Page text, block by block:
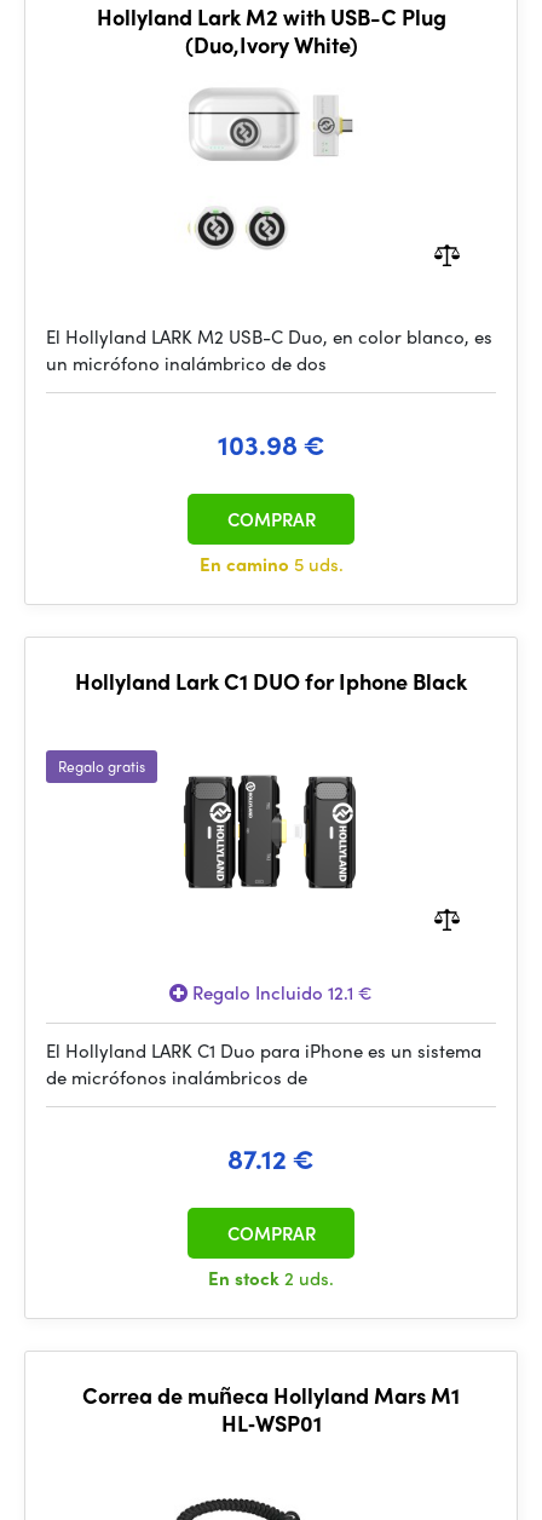
Hollyland Lark M2 with USB-C Plug
(Duo,Ivory White)
El Hollyland LARK M2 USB-C Duo, en color blanco, es
un micrófono inalámbrico de dos
103.98 €
En camino 5 uds.
COMPRAR
Hollyland Lark C1 DUO for Iphone Black
Regalo gratis
Regalo Incluido 12.1 €
El Hollyland LARK C1 Duo para iPhone es un sistema
de micrófonos inalámbricos de
87.12 €
En stock2 uds.
COMPRAR
Correa de muñeca Hollyland Mars M1
HL‑WSP01